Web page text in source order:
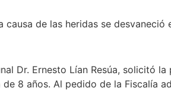
causa de las heridas se
Dr. Ernesto Lían Resúa, solicitó
de 8 años. Al pedido de la Fiscalía